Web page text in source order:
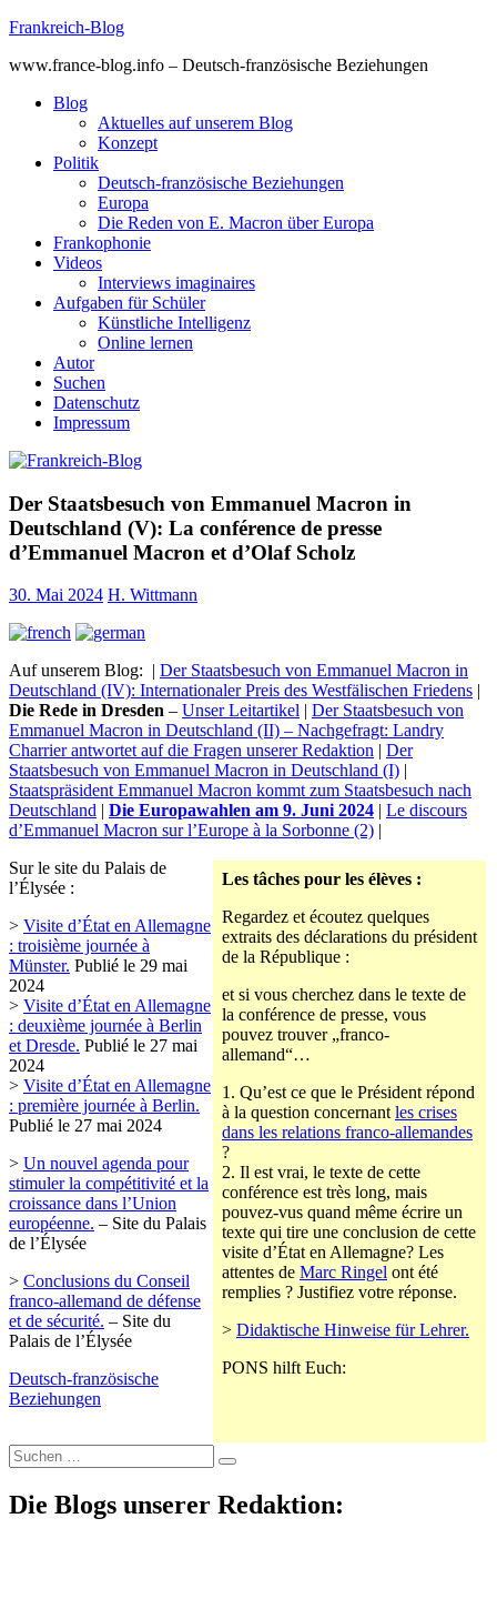
Skip
content
Frankreich-Blog
www.france-blog.info – Deutsch-französische Beziehungen
Blog
Aktuelles auf unserem Blog
Konzept
Politik
Deutsch-französische Beziehungen
Europa
Die Reden von E. Macron über Europa
Frankophonie
Videos
Interviews imaginaires
Aufgaben für Schüler
Künstliche Intelligenz
Online lernen
Autor
Suchen
Datenschutz
Impressum
Der Staatsbesuch von Emmanuel Macron in
Deutschland (V): La conférence de presse
d’Emmanuel Macron et d’Olaf Scholz
30. Mai 2024 H. Wittmann
Auf unserem Blog: | Der Staatsbesuch von Emmanuel Macron in
Deutschland (IV): Internationaler Preis des Westfälischen Friedens |
Die Rede in Dresden – Unser Leitartikel | Der Staatsbesuch von
Emmanuel Macron in Deutschland (II) – Nachgefragt: Landry
Charrier antwortet auf die Fragen unserer Redaktion | Der
Staatsbesuch von Emmanuel Macron in Deutschland (I) |
Staatspräsident Emmanuel Macron kommt zum Staatsbesuch nach
Deutschland | Die Europawahlen am 9. Juni 2024 | Le discours
d’Emmanuel Macron sur l’Europe à la Sorbonne (2) |
Les tâches pour les élèves :
Regardez et écoutez quelques
extraits des déclarations du président
de la République :
et si vous cherchez dans le texte de
la conférence de presse, vous
pouvez trouver „franco-
allemand“…
1. Qu’est ce que le Président répond
à la question concernantles crises
dans les relations franco-allemandes
?
2. Il est vrai, le texte de cette
conférence est très long, mais
pouvez-vus quand même écrire un
texte qui tire une conclusion de cette
visite d’État en Allemagne? Les
attentes de Marc Ringel ont été
remplies ? Justifiez votre réponse.
> Didaktische Hinweise für Lehrer.
PONS hilft Euch:
Sur le site du Palais de
l’Élysée :
> Visite d’État en Allemagne
: troisième journée à
Münster. Publié le 29 mai
2024
> Visite d’État en Allemagne
: deuxième journée à Berlin
et Dresde. Publié le 27 mai
2024
> Visite d’État en Allemagne
: première journée à Berlin.
Publié le 27 mai 2024
> Un nouvel agenda pour
stimuler la compétitivité et la
croissance dans l’Union
européenne. – Site du Palais
de l’Élysée
> Conclusions du Conseil
franco-allemand de défense
et de sécurité. – Site du
Palais de l’Élysée
Deutsch-französische
Beziehungen
Suche
nach:
Die Blogs unserer Redaktion: